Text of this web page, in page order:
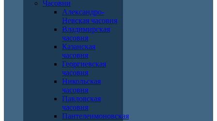
Часовни
Александро-
Невская часовня
Владимирская
часовня
Казанская
часовня
Георгиевская
часовня
Никольская
часовня
Павловская
часовня
Пантелеимоновская